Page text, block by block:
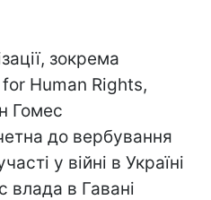
зокрема
Human Rights,
Гомес
до вербування
у війні в Україні
влада в Гавані